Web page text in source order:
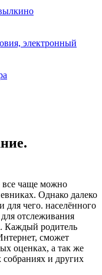
электронный
все чаще можно
Однако далеко
для чего. населённого
отслеживания
Каждый родитель
сможет
оценках, а так же
и других